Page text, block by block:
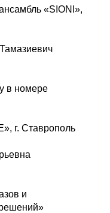
«SIONI»,
в номере
г. Ставрополь
и